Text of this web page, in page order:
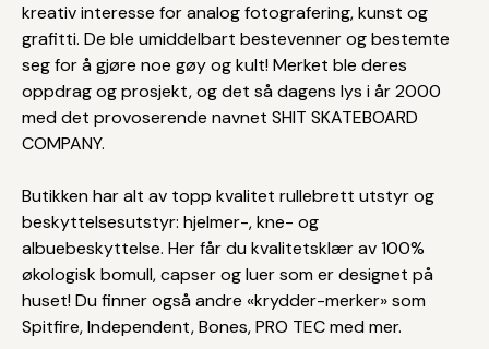
kreativ interesse for analog fotografering, kunst og
grafitti. De ble umiddelbart bestevenner og bestemte
seg for å gjøre noe gøy og kult! Merket ble deres
oppdrag og prosjekt, og det så dagens lys i år 2000
med det provoserende navnet SHIT SKATEBOARD
COMPANY.
Butikken har alt av topp kvalitet rullebrett utstyr og
beskyttelsesutstyr: hjelmer-, kne- og
albuebeskyttelse. Her får du kvalitetsklær av 100%
økologisk bomull, capser og luer som er designet på
huset! Du finner også andre «krydder-merker» som
Spitfire, Independent, Bones, PRO TEC med mer.